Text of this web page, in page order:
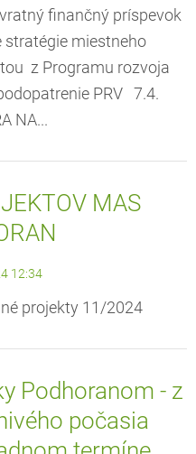
finančný príspevok
miestneho
z Programu rozvoja
PRV 7.4.
NA...
MAS
12:34
projekty 11/2024
Podhoranom - z
počasia